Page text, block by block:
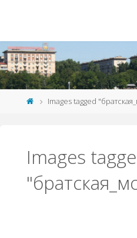
Images tagged
Images